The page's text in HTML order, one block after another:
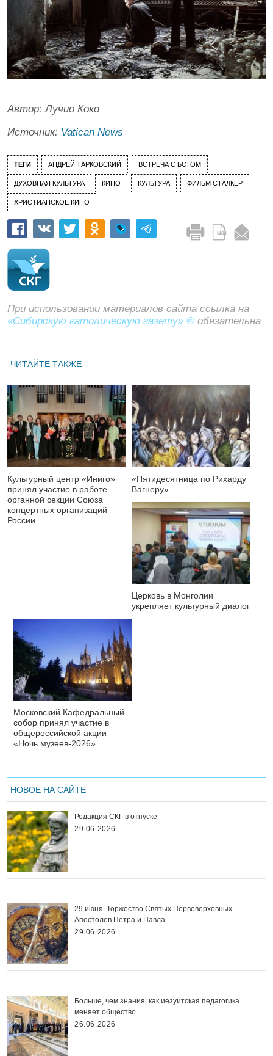
Автор: Лучио Коко
Источник: Vatican News
ТЕГИ АНДРЕЙ ТАРКОВСКИЙ ВСТРЕЧА С БОГОМ
ДУХОВНАЯ КУЛЬТУРА КИНО КУЛЬТУРА ФИЛЬМ СТАЛКЕР
ХРИСТИАНСКОЕ КИНО
При использовании материалов сайта ссылка на
«Сибирскую католическую газету» © обязательна
ЧИТАЙТЕ ТАКЖЕ
Культурный центр «Иниго»
принял участие в работе
органной секции Союза
концертных организаций
России
«Пятидесятница по Рихарду
Вагнеру»
Церковь в Монголии
укрепляет культурный диалог
Московский Кафедральный
собор принял участие в
общероссийской акции
«Ночь музеев-2026»
НОВОЕ НА САЙТЕ
Редакция СКГ в отпуске
29.06.2026
29 июня. Торжество Святых Первоверховных
Апостолов Петра и Павла
29.06.2026
Больше, чем знания: как иезуитская педагогика
меняет общество
26.06.2026